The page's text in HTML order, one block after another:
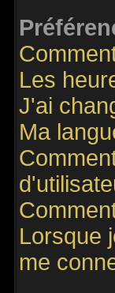
Les
J'ai
Ma
Lorsque
me